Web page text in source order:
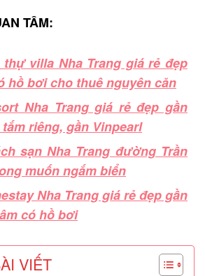
TÂM:
thự villa Nha Trang giá rẻ đẹp
hồ bơi cho thuê nguyên căn
Nha Trang giá rẻ đẹp gần
riêng, gần Vinpearl
sạn Nha Trang đường Trần
muốn ngắm biển
Nha Trang giá rẻ đẹp gần
có hồ bơi
VIẾT